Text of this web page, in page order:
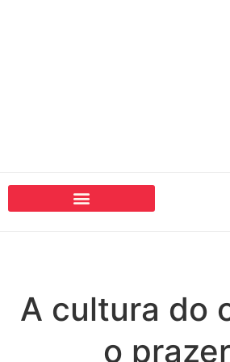
A cultura do
o